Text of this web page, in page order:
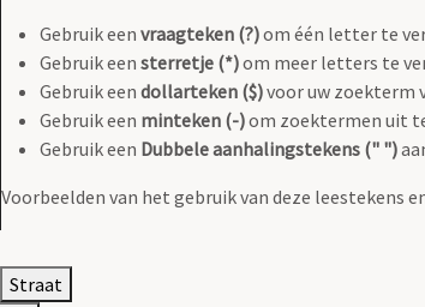
Gebruik een vraagteken (?)om één letter te
Gebruik een sterretje (*)om meer letters te
Gebruik een dollarteken ($)voor uw zoekterm
Gebruik een minteken (-)om zoektermen uit
Gebruik een Dubbele aanhalingstekens (" ")
Voorbeelden van het gebruik van deze leestekens
Straat